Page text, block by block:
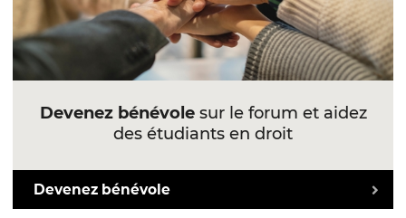
Devenez bénévolesur le forum et aidez
des étudiants en droit
Devenez bénévole